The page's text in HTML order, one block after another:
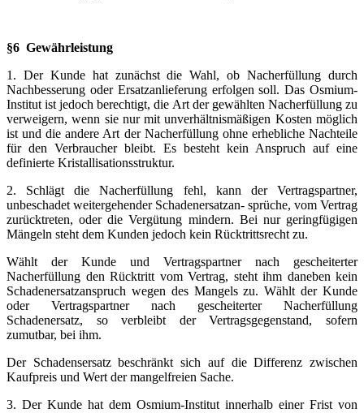
§6 Gewährleistung
1. Der Kunde hat zunächst die Wahl, ob Nacherfüllung durch
Nachbesserung oder Ersatzanlieferung erfolgen soll. Das Osmium-
Institut ist jedoch berechtigt, die Art der gewählten Nacherfüllung zu
verweigern, wenn sie nur mit unverhältnismäßigen Kosten möglich
ist und die andere Art der Nacherfüllung ohne erhebliche Nachteile
für den Verbraucher bleibt. Es besteht kein Anspruch auf eine
definierte Kristallisationsstruktur.
2. Schlägt die Nacherfüllung fehl, kann der Vertragspartner,
unbeschadet weitergehender Schadenersatzan- sprüche, vom Vertrag
zurücktreten, oder die Vergütung mindern. Bei nur geringfügigen
Mängeln steht dem Kunden jedoch kein Rücktrittsrecht zu.
Wählt der Kunde und Vertragspartner nach gescheiterter
Nacherfüllung den Rücktritt vom Vertrag, steht ihm daneben kein
Schadenersatzanspruch wegen des Mangels zu. Wählt der Kunde
oder Vertragspartner nach gescheiterter Nacherfüllung
Schadenersatz, so verbleibt der Vertragsgegenstand, sofern
zumutbar, bei ihm.
Der Schadensersatz beschränkt sich auf die Differenz zwischen
Kaufpreis und Wert der mangelfreien Sache.
3. Der Kunde hat dem Osmium-Institut innerhalb einer Frist von